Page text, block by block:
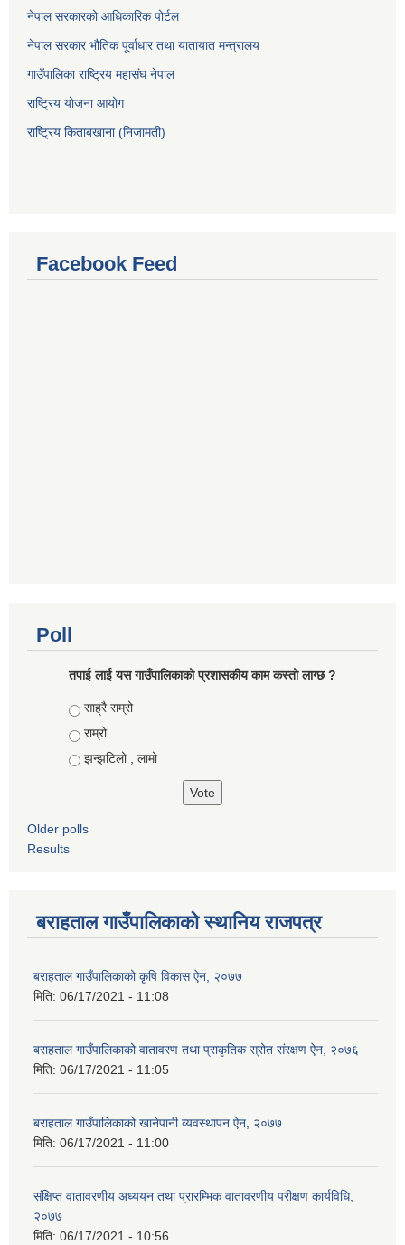
नेपाल सरकारको आधिकारिक पोर्टल
नेपाल सरकार भौतिक पूर्वाधार तथा यातायात मन्त्रालय
गाउँपालिका राष्ट्रिय महासंघ नेपाल
राष्ट्रिय योजना आयोग
राष्ट्रिय किताबखाना (निजामती)
Facebook Feed
Poll
तपाई लाई यस गाउँपालिकाको प्रशासकीय काम कस्तो लाग्छ ?
Choices
साह्रै राम्रो
राम्रो
झन्झटिलो , लामो
Older polls
Results
बराहताल गाउँपालिकाको स्थानिय राजपत्र
बराहताल गाउँपालिकाको कृषि विकास ऐन, २०७७
मिति: 06/17/2021 - 11:08
बराहताल गाउँपालिकाको वातावरण तथा प्राकृतिक स्रोत संरक्षण ऐन, २०७६
मिति: 06/17/2021 - 11:05
बराहताल गाउँपालिकाको खानेपानी व्यवस्थापन ऐन, २०७७
मिति: 06/17/2021 - 11:00
संक्षिप्त वातावरणीय अध्ययन तथा प्रारम्भिक वातावरणीय परीक्षण कार्यविधि,
२०७७
मिति: 06/17/2021 - 10:56